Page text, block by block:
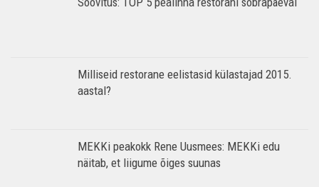
Milliseid restorane eelistasid külastajad 2015.
aastal?
MEKKi peakokk Rene Uusmees: MEKKi edu
näitab, et liigume õiges suunas